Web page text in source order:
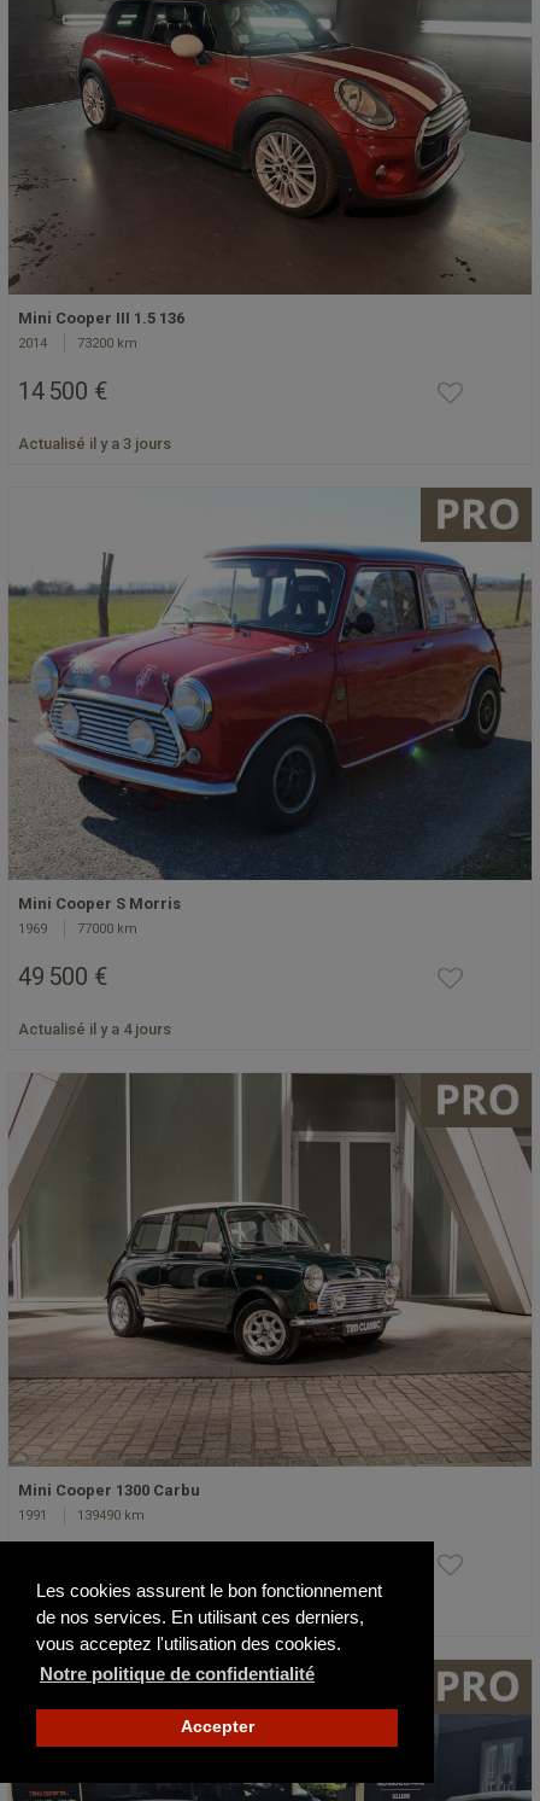
Les cookies assurent le bon fonctionnement
de nos services. En utilisant ces derniers,
vous acceptez l'utilisation des cookies.
Notre politique de confidentialité
Accepter
Mini Cooper III 1.5 136
2014 73200 km
14 500 €
Actualisé il y a 3 jours
Mini Cooper S Morris
1969 77000 km
49 500 €
Actualisé il y a 4 jours
Mini Cooper 1300 Carbu
1991 139490 km
Actualisé il y a 3 jours